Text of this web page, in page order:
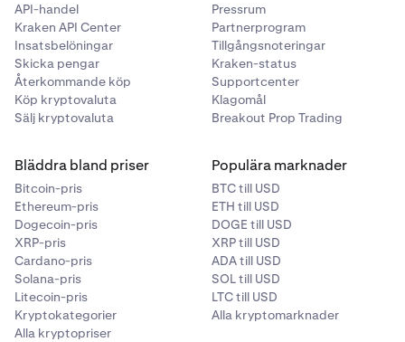
API-handel
Kraken API Center
Insatsbelöningar
Skicka pengar
Återkommande köp
Köp kryptovaluta
Sälj kryptovaluta
Pressrum
Partnerprogram
Tillgångsnoteringar
Kraken-status
Supportcenter
Klagomål
Breakout Prop Trading
Bläddra bland priser
Bitcoin-pris
Ethereum-pris
Dogecoin-pris
XRP-pris
Cardano-pris
Solana-pris
Litecoin-pris
Kryptokategorier
Alla kryptopriser
Populära marknader
BTC till USD
ETH till USD
DOGE till USD
XRP till USD
ADA till USD
SOL till USD
LTC till USD
Alla kryptomarknader